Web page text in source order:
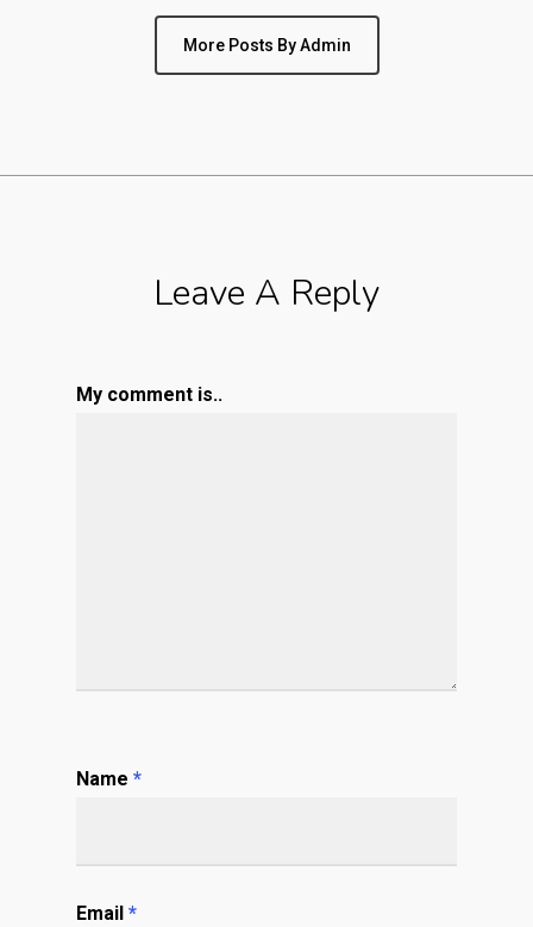
More Posts By Admin
Leave A Reply
My comment is..
Name *
Email *